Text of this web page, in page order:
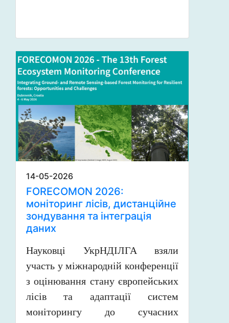
14-05-2026
FORECOMON 2026:
моніторинг лісів, дистанційне
зондування та інтеграція
даних
Науковці УкрНДІЛГА взяли
участь у міжнародній конференції
з оцінювання стану європейських
лісів та адаптації систем
моніторингу до сучасних